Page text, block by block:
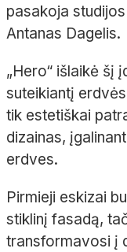
pasakoja studijos
Antanas Dagelis.
„Hero“ išlaikė šį
suteikiantį
tik estetiškai
dizainas,
erdves.
Pirmieji eskizai
stiklinį fasadą,
transformavosi į